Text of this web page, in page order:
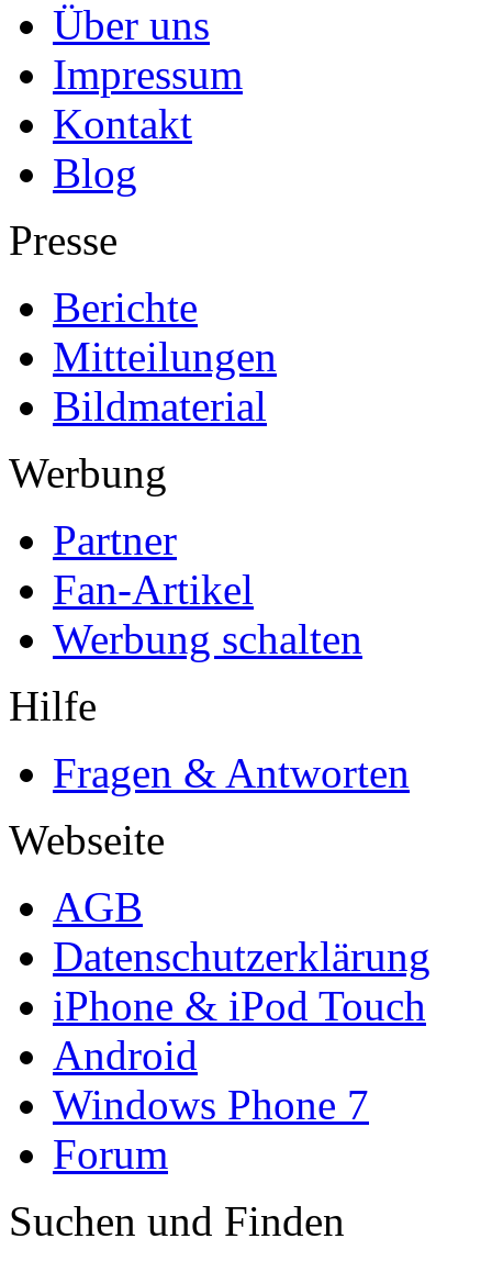
Über uns
Impressum
Kontakt
Blog
Presse
Berichte
Mitteilungen
Bildmaterial
Werbung
Partner
Fan-Artikel
Werbung schalten
Hilfe
Fragen & Antworten
Webseite
AGB
Datenschutzerklärung
iPhone & iPod Touch
Android
Windows Phone 7
Forum
Suchen und Finden